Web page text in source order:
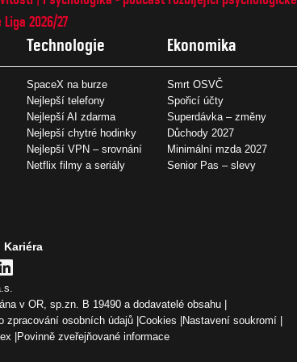
Liga 2026/27
Technologie
SpaceX na burze
Nejlepší telefony
Nejlepší AI zdarma
Nejlepší chytré hodinky
Nejlepší VPN – srovnání
Netflix filmy a seriály
Ekonomika
Smrt OSVČ
Spořicí účty
Superdávka – změny
Důchody 2027
Minimální mzda 2027
Senior Pas – slevy
Kariéra
v OR, sp.zn. B 19490 a dodavatelé obsahu
zpracování osobních údajů Cookies
Nastavení soukromí
Povinně zveřejňované informace